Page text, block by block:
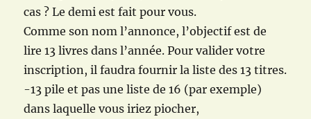
cas ? Le demi est fait pour vous.
Comme son nom l’annonce, l’objectif est de
lire 13 livres dans l’année. Pour valider votre
inscription, il faudra fournir la liste des 13 titres.
-13 pile et pas une liste de 16 (par exemple)
dans laquelle vous iriez piocher,